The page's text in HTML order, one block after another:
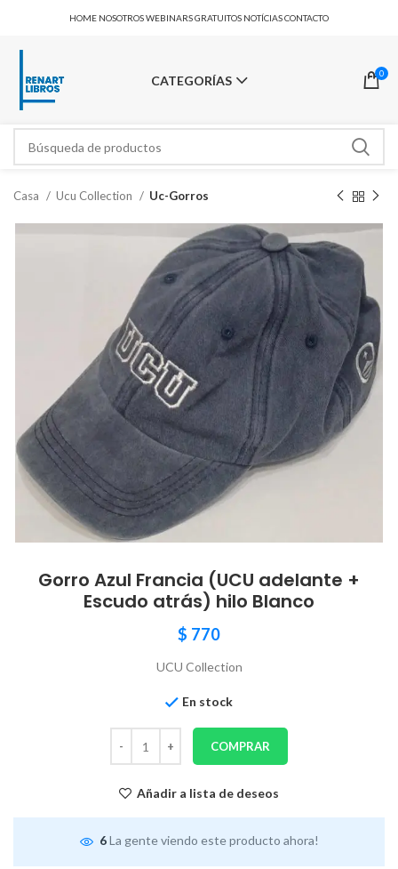
HOME NOSOTROSWEBINARS GRATUITOS NOTÍCIASCONTACTO
CATEGORÍAS 0
Casa Ucu Collection Uc-Gorros
Gorro Azul Francia (UCU adelante +
Escudo atrás) hilo Blanco
$ 770
UCU Collection
En stock
COMPRAR
Añadir a lista de deseos
6 La gente viendo este producto ahora!